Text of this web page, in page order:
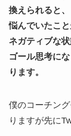
換えられると、
悩んでいたこ
ネガティブな
ゴール思考に
ります。
僕のコーチン
りますが先に